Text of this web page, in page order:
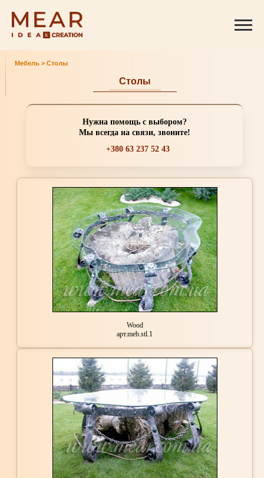
Мебель > Столы
Столы
Нужна помощь с выбором?
Мы всегда на связи, звоните!
+380 63 237 52 43
Wood
арт.meb.stl.1